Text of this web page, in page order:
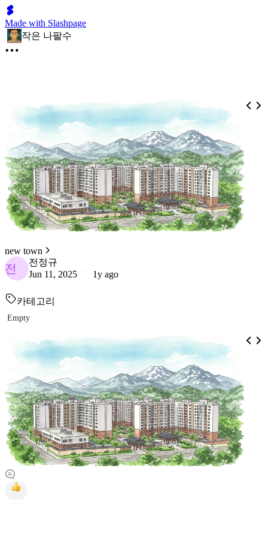
Made with Slashpage
작은 나팔수
new town
전
전정규
Jun 11, 2025
1y ago
카테고리
Empty